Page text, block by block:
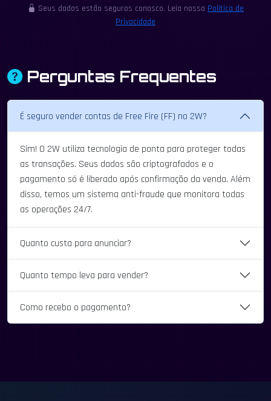
Seus dados estão seguros conosco. Leia nossa Política de
Privacidade
Perguntas Frequentes
É seguro vender contas de Free Fire (FF) no 2W?
Sim! O 2W utiliza tecnologia de ponta para proteger todas
as transações. Seus dados são criptografados e o
pagamento só é liberado após confirmação da venda. Além
disso, temos um sistema anti-fraude que monitora todas
as operações 24/7.
Quanto custa para anunciar?
Quanto tempo leva para vender?
Como recebo o pagamento?